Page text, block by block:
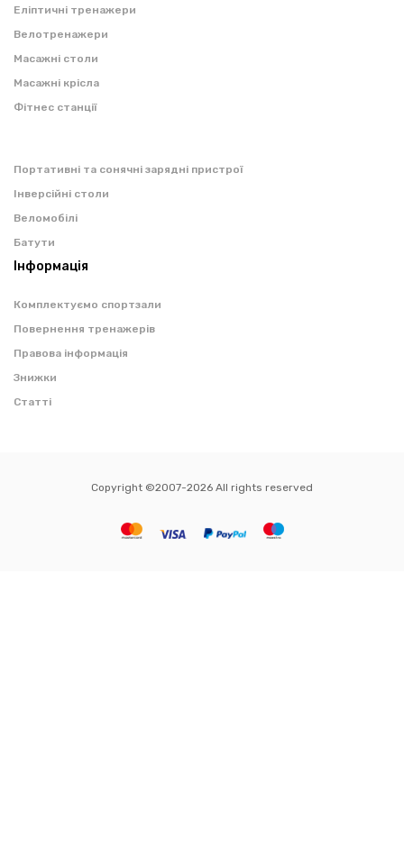
Еліптичні тренажери
Велотренажери
Масажні столи
Масажні крісла
Фітнес станції
Портативні та сонячні зарядні пристрої
Інверсійні столи
Веломобілі
Батути
Інформація
Комплектуємо спортзали
Повернення тренажерів
Правова інформація
Знижки
Статті
Copyright ©2007-2026 All rights reserved